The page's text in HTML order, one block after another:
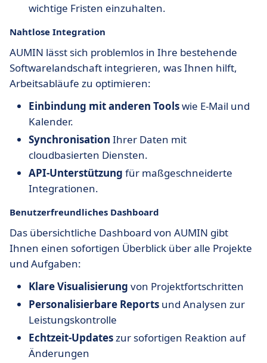
wichtige Fristen einzuhalten.
Nahtlose Integration
AUMIN lässt sich problemlos in Ihre bestehende
Softwarelandschaft integrieren, was Ihnen hilft,
Arbeitsabläufe zu optimieren:
Einbindung mit anderen Toolswie E-Mail und
Kalender.
Synchronisation Ihrer Daten mit
cloudbasierten Diensten.
API-Unterstützung für maßgeschneiderte
Integrationen.
Benutzerfreundliches Dashboard
Das übersichtliche Dashboard von AUMIN gibt
Ihnen einen sofortigen Überblick über alle Projekte
und Aufgaben:
Klare Visualisierung von Projektfortschritten
Personalisierbare Reports und Analysen zur
Leistungskontrolle
Echtzeit-Updateszur sofortigen Reaktion auf
Änderungen